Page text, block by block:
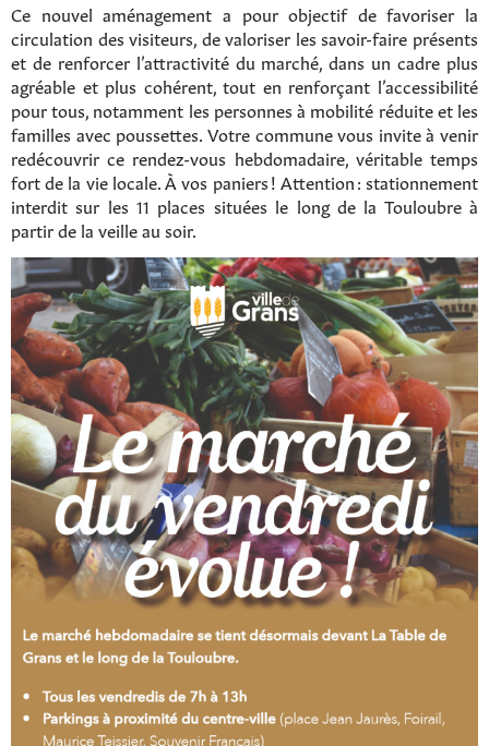
Ce nouvel aménagement a pour objectif de favoriser la
circulation des visiteurs, de valoriser les savoir-faire présents
et de renforcer l’attractivité du marché, dans un cadre plus
agréable et plus cohérent, tout en renforçant l’accessibilité
pour tous, notamment les personnes à mobilité réduite et les
familles avec poussettes. Votre commune vous invite à venir
redécouvrir ce rendez-vous hebdomadaire, véritable temps
fort de la vie locale. À vos paniers ! Attention : stationnement
interdit sur les 11 places situées le long de la Touloubre à
partir de la veille au soir.